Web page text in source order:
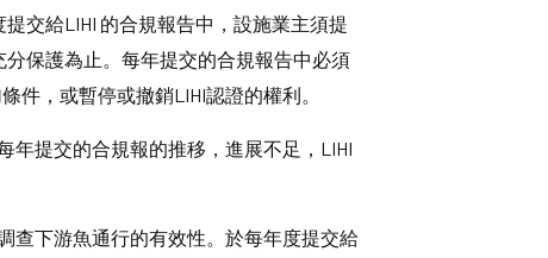
交給LIHI 的合規報告中，設施業主須提
保護為止。每年提交的合規報告中必須
件，或暫停或撤銷LIHI認證的權利。
年提交的合規報的推移，進展不足，LIHI
查下游魚通行的有效性。於每年度提交給